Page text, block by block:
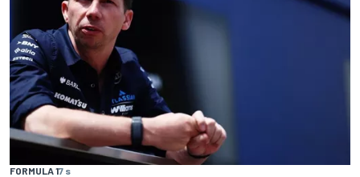
FORMULA 17 s